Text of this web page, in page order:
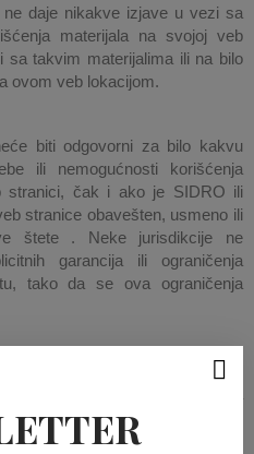
daje nikakve izjave u vezi sa
materijala na svojoj veb
takvim materijalima ili na bilo
ovom veb lokacijom.
biti odgovorni za bilo kakvu
ili nemogućnosti korišćenja
stranici, čak i ako je SIDRO ili
stranice obavešten, usmeno ili
štete . Neke jurisdikcije ne
garancija ili ograničenja
tako da se ova ograničenja
ovom sajtu tačan, potpun ili
materijale sadržane na svojoj